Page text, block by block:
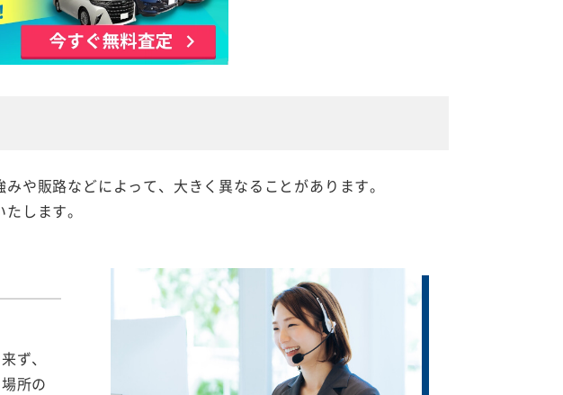
や販路などによって、大きく異なることがあります。
します。
ず、
所の